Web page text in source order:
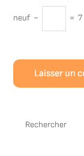
neuf − = 7
Rechercher